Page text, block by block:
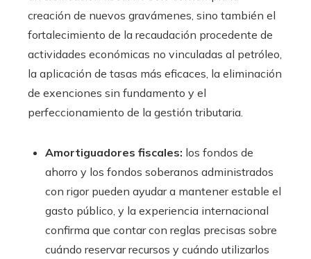
creación de nuevos gravámenes, sino también el
fortalecimiento de la recaudación procedente de
actividades económicas no vinculadas al petróleo,
la aplicación de tasas más eficaces, la eliminación
de exenciones sin fundamento y el
perfeccionamiento de la gestión tributaria.
Amortiguadores fiscales: los fondos de
ahorro y los fondos soberanos administrados
con rigor pueden ayudar a mantener estable el
gasto público, y la experiencia internacional
confirma que contar con reglas precisas sobre
cuándo reservar recursos y cuándo utilizarlos